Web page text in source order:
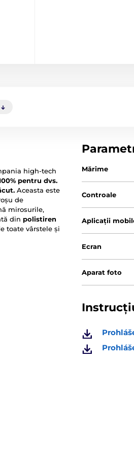
high-tech
pentru dvs.
Aceasta este
de
mirosurile,
din polistiren
toate vârstele și
Mărime
Controale
Aplicații
Ecran
Aparat foto